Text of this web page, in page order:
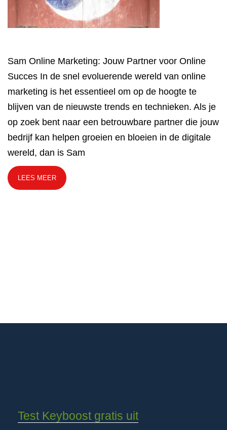
Sam Online Marketing: Jouw Partner voor Online
Succes In de snel evoluerende wereld van online
marketing is het essentieel om op de hoogte te
blijven van de nieuwste trends en technieken. Als je
op zoek bent naar een betrouwbare partner die jouw
bedrijf kan helpen groeien en bloeien in de digitale
wereld, dan is Sam
LEES MEER
Test Keyboost gratis uit